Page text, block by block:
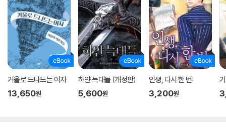
거울로 드나드는 여자
13,650원
하얀 늑대들 (개정판)
5,600원
인생, 다시 한 번!
3,200원